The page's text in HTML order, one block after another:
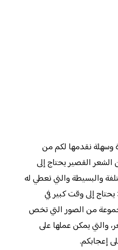
وسهلة نقدمها لكم من
الشعر القصير يحتاج إلى
والبسيطة والتي تعطي له
إلى وقت كبير في
من الصور التي تخص
والتي يمكن عملها على
إعجابكم.